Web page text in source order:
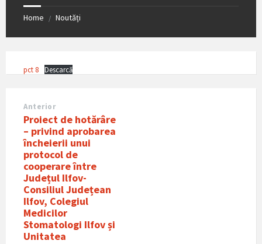
Home / Noutăți
pct 8 Descarcă
Anterior
Proiect de hotărâre
– privind aprobarea
încheierii unui
protocol de
cooperare între
Județul Ilfov-
Consiliul Județean
Ilfov, Colegiul
Medicilor
Stomatologi Ilfov și
Unitatea